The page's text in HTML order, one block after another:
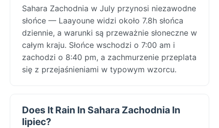
Sahara Zachodnia w July przynosi niezawodne
słońce — Laayoune widzi około 7.8h słońca
dziennie, a warunki są przeważnie słoneczne w
całym kraju. Słońce wschodzi o 7:00 am i
zachodzi o 8:40 pm, a zachmurzenie przeplata
się z przejaśnieniami w typowym wzorcu.
Does It Rain In Sahara Zachodnia In
lipiec?